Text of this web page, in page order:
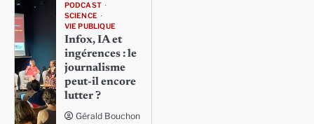
PODCAST
SCIENCE
VIE PUBLIQUE
Infox, IA et
ingérences : le
journalisme
peut-il encore
lutter ?
Gérald Bouchon